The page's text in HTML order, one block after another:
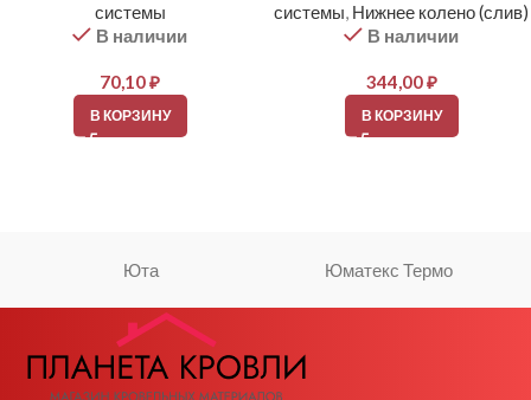
системы
В наличии
70,10₽
В КОРЗИНУ
системы, Нижнее колено (слив)
В наличии
344,00₽
В КОРЗИНУ
Юта Юматекс Термо